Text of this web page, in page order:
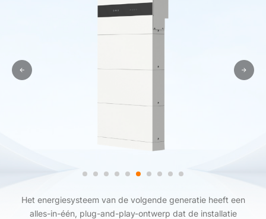
Het energiesysteem van de volgende generatie heeft een
alles-in-één, plug-and-play-ontwerp dat de installatie